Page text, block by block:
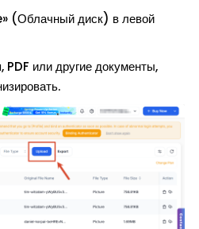
(Облачный диск) в левой
PDF или другие документы,